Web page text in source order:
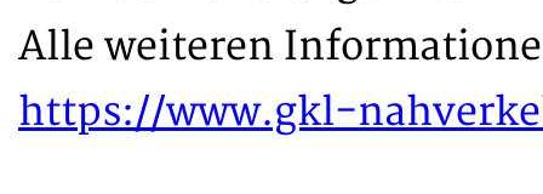
Alle weiteren
https://www.gkl-